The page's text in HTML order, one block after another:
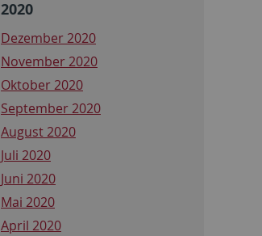
2020
Dezember 2020
November 2020
Oktober 2020
September 2020
August 2020
Juli 2020
Juni 2020
Mai 2020
April 2020